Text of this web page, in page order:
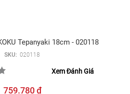
Tepanyaki 18cm - 020118
SKU: 020118
Xem Đánh Giá
759.780 ₫